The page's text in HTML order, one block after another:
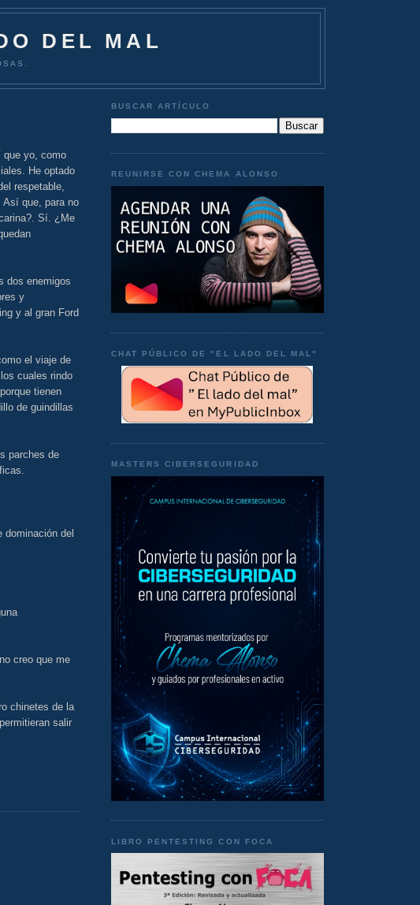
DEL MAL
que yo, como
He optado
respetable,
que, para no
Sí. ¿Me
dos enemigos
y
y al gran Ford
el viaje de
cuales rindo
tienen
de guindillas
parches de
del
creo que me
chinetes de la
salir
BUSCAR ARTÍCULO
REUNIRSE CON CHEMA ALONSO
CHAT PÚBLICO DE "EL LADO DEL MAL"
MASTERS CIBERSEGURIDAD
LIBRO PENTESTING CON FOCA